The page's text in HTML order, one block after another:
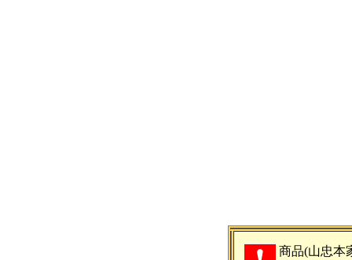
商品(山忠本